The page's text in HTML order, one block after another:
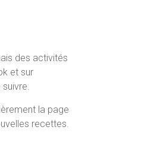
des activités
et sur
suivre.
la page
recettes.